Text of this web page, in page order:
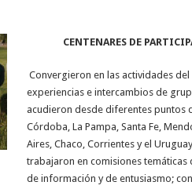
CENTENARES DE
Convergieron en las actividades
experiencias e intercambios de
acudieron desde diferentes puntos
Córdoba, La Pampa, Santa Fe,
Aires, Chaco, Corrientes y el
trabajaron en comisiones temáticas
de información y de entusiasmo;